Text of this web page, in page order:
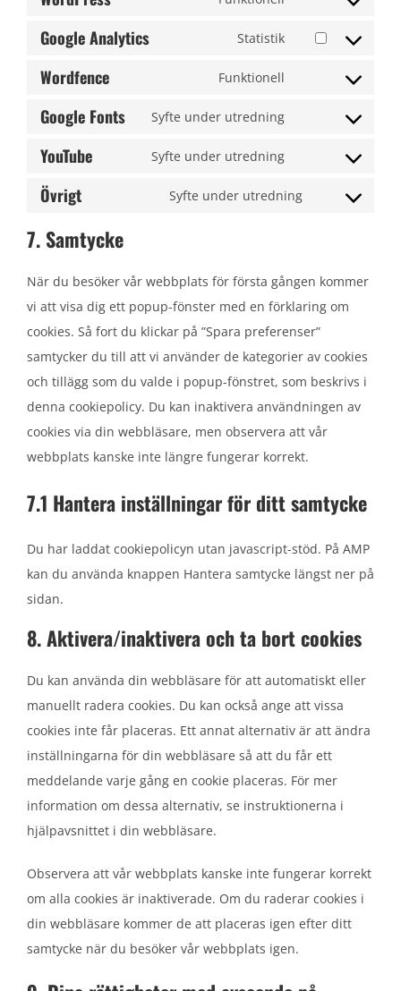
google-
wordpress
Google Analytics Statistik
Consent
Wordfence Funktionell
wordfence
Google Fonts Syfte under utredning
google-
YouTube Syfte under utredning
to
Övrigt Syfte under utredning
Consent
Övrigt
7. Samtycke
När du besöker vår webbplats för första gången kommer
vi att visa dig ett popup-fönster med en förklaring om
cookies. Så fort du klickar på ”Spara preferenser”
samtycker du till att vi använder de kategorier av cookies
och tillägg som du valde i popup-fönstret, som beskrivs i
denna cookiepolicy. Du kan inaktivera användningen av
cookies via din webbläsare, men observera att vår
webbplats kanske inte längre fungerar korrekt.
7.1 Hantera inställningar för ditt samtycke
Du har laddat cookiepolicyn utan javascript-stöd. På AMP
kan du använda knappen Hantera samtycke längst ner på
sidan.
8. Aktivera/inaktivera och ta bort cookies
Du kan använda din webbläsare för att automatiskt eller
manuellt radera cookies. Du kan också ange att vissa
cookies inte får placeras. Ett annat alternativ är att ändra
inställningarna för din webbläsare så att du får ett
meddelande varje gång en cookie placeras. För mer
information om dessa alternativ, se instruktionerna i
hjälpavsnittet i din webbläsare.
Observera att vår webbplats kanske inte fungerar korrekt
om alla cookies är inaktiverade. Om du raderar cookies i
din webbläsare kommer de att placeras igen efter ditt
samtycke när du besöker vår webbplats igen.